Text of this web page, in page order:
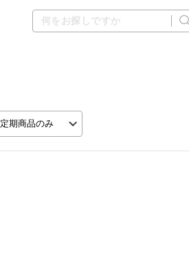
定期商品のみ